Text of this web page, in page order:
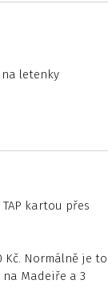
letenky
kartou přes
Kč. Normálně je to
Madeiře a 3